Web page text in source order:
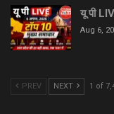
यू पी
Aug 6,
PREV NEXT 1 of